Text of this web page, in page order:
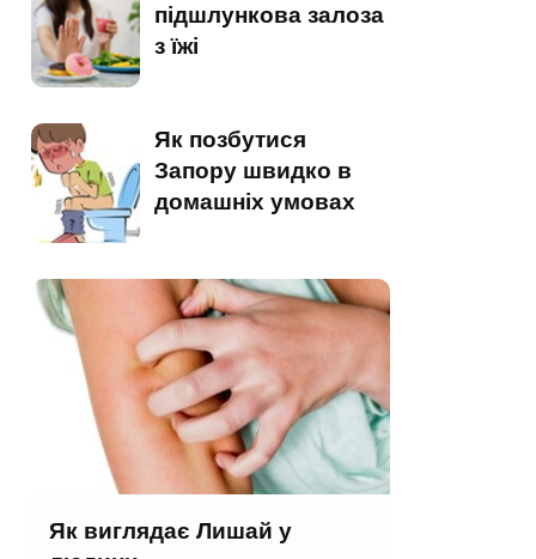
підшлункова залоза
з їжі
Як позбутися
Запору швидко в
домашніх умовах
Як виглядає Лишай у